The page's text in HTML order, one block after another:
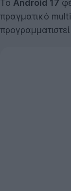
Το Android 17
πραγματικό